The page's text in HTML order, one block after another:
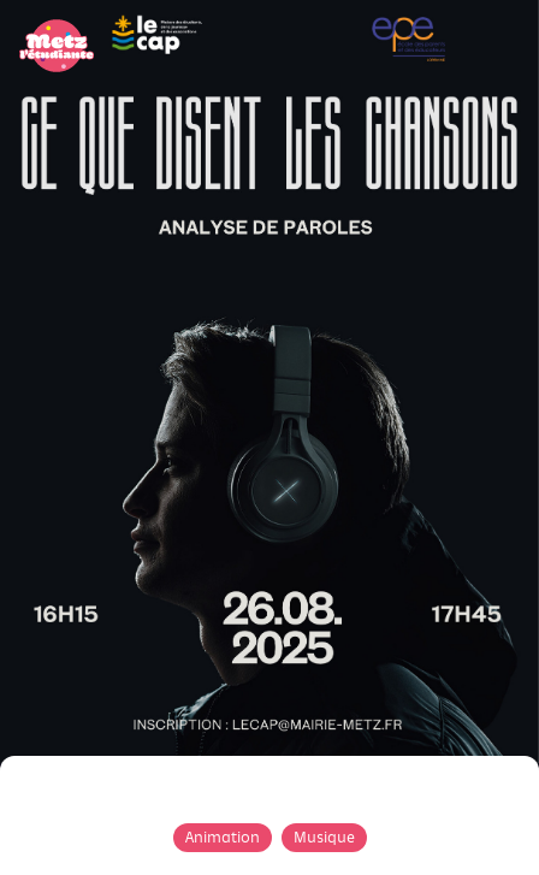
Panneau de gestion des cookies
Animation Musique